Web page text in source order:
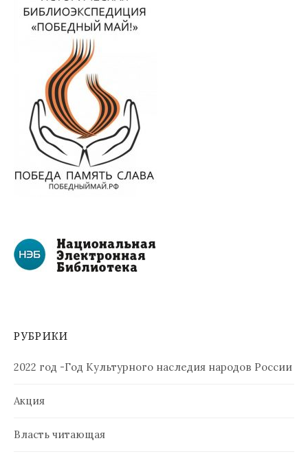
РУБРИКИ
2022 год -Год Культурного наследия народов России
Акция
Власть читающая